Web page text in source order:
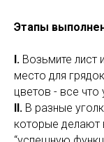
Этапы
I. Возьмите лист
место для
цветов - все что
II. В разные
которые делают